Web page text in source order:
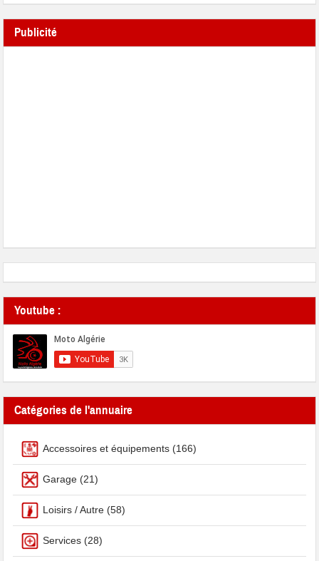
Publicité
Youtube :
Catégories de l'annuaire
Accessoires et équipements (166)
Garage (21)
Loisirs / Autre (58)
Services (28)